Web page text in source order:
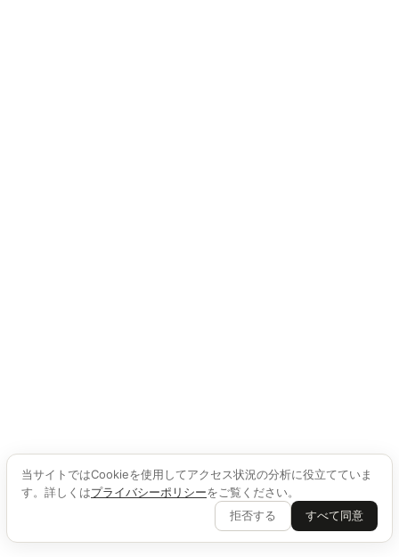
当サイトではCookieを使用してアクセス状況の分析に役立てていま
す。詳しくはプライバシーポリシーをご覧ください。
拒否する
すべて同意